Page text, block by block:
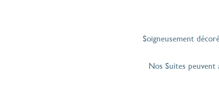
Soigneusement
Nos Suites